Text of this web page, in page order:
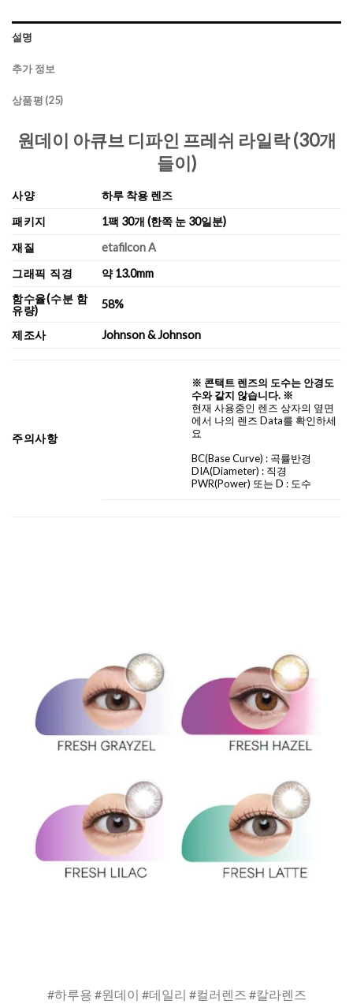
설명
추가 정보
상품평 (25)
원데이 아큐브 디파인 프레쉬 라일락 (30개
들이)
사양
하루 착용 렌즈
패키지
1팩 30개 (한쪽 눈 30일분)
재질
etafilcon A
그래픽 직경
약 13.0mm
함수율(수분 함
유량)
58%
제조사 Johnson & Johnson
주의사항
※ 콘택트 렌즈의 도수는 안경도
수와 같지 않습니다. ※
현재 사용중인 렌즈 상자의 옆면
에서 나의 렌즈 Data를 확인하세
요
BC(Base Curve) : 곡률반경
DIA(Diameter) : 직경
PWR(Power) 또는 D : 도수
#하루용 #원데이 #데일리 #컬러렌즈 #칼라렌즈